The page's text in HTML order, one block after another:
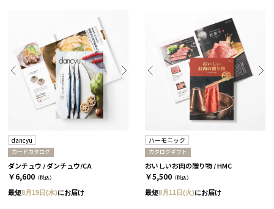
dancyu
カードカタログ
ダンチュウ / ダンチュウ/CA
￥6,600 （税込）
最短8月19日(水)にお届け
ハーモニック
カタログギフト
おいしいお肉の贈り物 / HMC
￥5,500 （税込）
最短8月11日(火)にお届け